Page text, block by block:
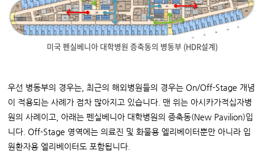
미국 펜실베니아 대학병원 증축동의 병동부 (HDR설계)
우선 병동부의 경우는, 최근의 해외병원들의 경우는 On/Off-Stage 개념
이 적용되는 사례가 점차 많아지고 있습니다. 맨 위는 아시카가적십자병
원의 사례이고, 아래는 펜실베니아 대학병원의 증축동(New Pavilion)입
니다. Off-Stage 영역에는 의료진 및 화물용 엘리베이터뿐만 아니라 입
원환자용 엘리베이터도 포함됩니다.